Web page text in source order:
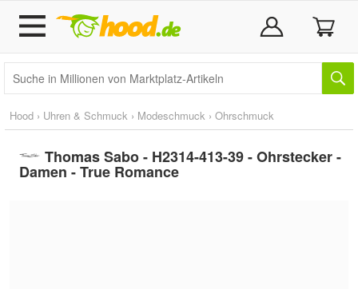
Hood › Uhren & Schmuck › Modeschmuck › Ohrschmuck
Thomas Sabo - H2314-413-39 - Ohrstecker -
Damen - True Romance